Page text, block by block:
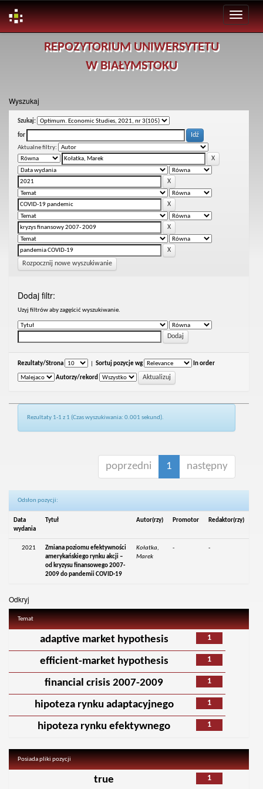
REPOZYTORIUM UNIWERSYTETU
W BIAŁYMSTOKU
Wyszukaj
Szukaj:
for
Aktualne filtry:
Rozpocznij nowe wyszukiwanie
Dodaj filtr:
Uzyj filtrów aby zagęścić wyszukiwanie.
Rezultaty/Strona Sortuj pozycje wg In order
Autorzy/rekord
Rezultaty 1-1 z 1 (Czas wyszukiwania: 0.001 sekund).
poprzedni 1 następny
Odsłon pozycji:
Data
wydania
Tytuł Autor(rzy) Promotor Redaktor(rzy)
2021
Zmiana poziomu efektywności
amerykańskiego rynku akcji –
od kryzysu finansowego 2007-
2009 do pandemii COVID-19
Kołatka,
Marek
- -
Odkryj
Temat
1
adaptive market hypothesis
1
efficient-market hypothesis
1
financial crisis 2007-2009
1
hipoteza rynku adaptacyjnego
1
hipoteza rynku efektywnego
Posiada pliki pozycji
1
true